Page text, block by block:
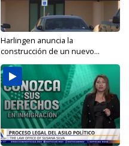
Harlingen anuncia la
construcción de un nuevo...